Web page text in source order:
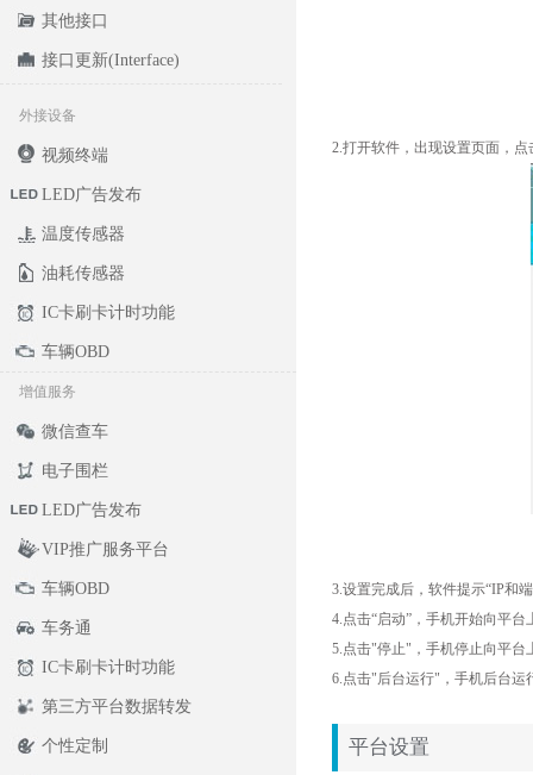
其他接口
接口更新(Interface)
外接设备
视频终端
LED广告发布
温度传感器
油耗传感器
IC卡刷卡计时功能
车辆OBD
增值服务
微信查车
电子围栏
LED广告发布
VIP推广服务平台
车辆OBD
车务通
IC卡刷卡计时功能
第三方平台数据转发
个性定制
2.打开软件，出现设置页面，
3.设置完成后，软件提示“IP和
4.点击“启动”，手机开始向平台
5.点击"停止"，手机停止向平台
6.点击"后台运行"，手机后台运
平台设置